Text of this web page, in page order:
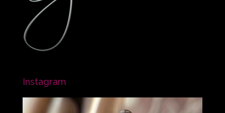
Instagram